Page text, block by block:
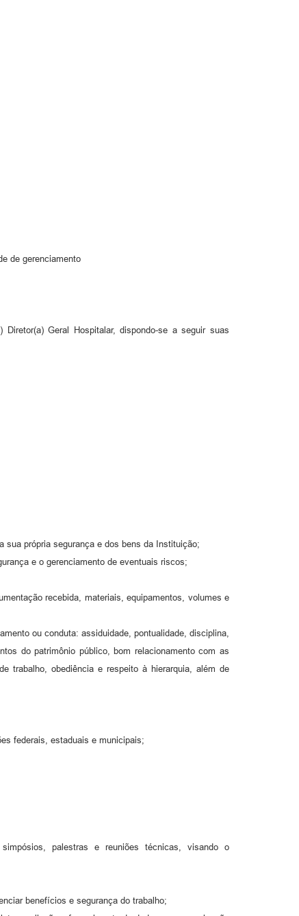
de gerenciamento
Geral Hospitalar, dispondo-se a seguir suas
própria segurança e dos bens da Instituição;
e o gerenciamento de eventuais riscos;
recebida, materiais, equipamentos, volumes e
ou conduta: assiduidade, pontualidade, disciplina,
do patrimônio público, bom relacionamento com as
trabalho, obediência e respeito à hierarquia, além de
federais, estaduais e municipais;
palestras e reuniões técnicas, visando o
benefícios e segurança do trabalho;